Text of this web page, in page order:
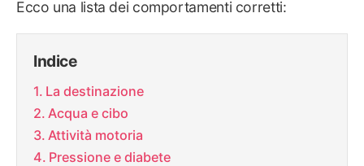
Ecco una lista dei comportamenti corretti:
Indice
La destinazione
Acqua e cibo
Attività motoria
Pressione e diabete